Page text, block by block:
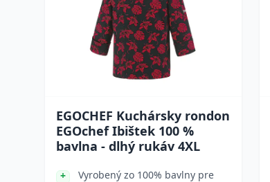
EGOCHEF Kuchársky rondon
EGOchef Ibištek 100 %
bavlna - dlhý rukáv 4XL
Vyrobený zo 100% bavlny pre